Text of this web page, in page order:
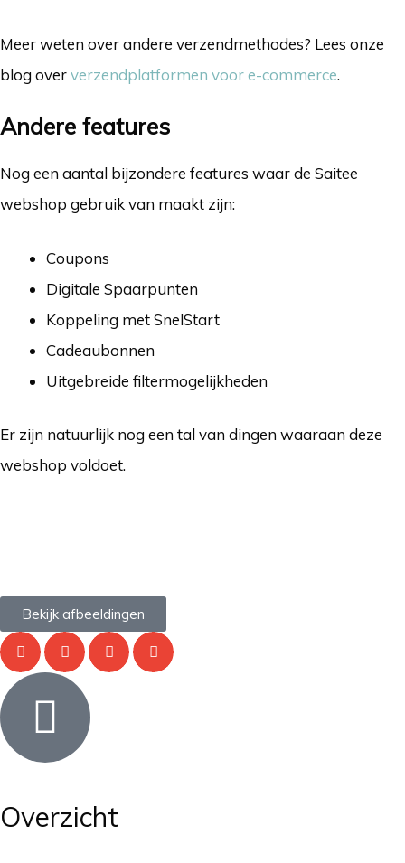
Meer weten over andere verzendmethodes? Lees onze
blog oververzendplatformen voor e-commerce.
Andere features
Nog een aantal bijzondere features waar de Saitee
webshop gebruik van maakt zijn:
Coupons
Digitale Spaarpunten
Koppeling met SnelStart
Cadeaubonnen
Uitgebreide filtermogelijkheden
Er zijn natuurlijk nog een tal van dingen waaraan deze
webshop voldoet.
Bekijk afbeeldingen
Overzicht